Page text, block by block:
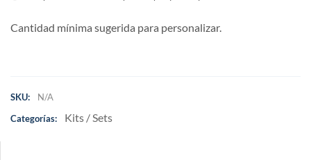
Cantidad mínima sugerida para personalizar.
SKU:
N/A
Categorías:
Kits / Sets